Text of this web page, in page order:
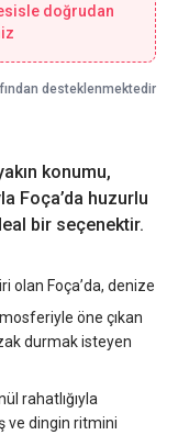
konumu,
Foça’da huzurlu
bir seçenektir.
olan Foça’da, denize
öne çıkan
durmak isteyen
rahatlığıyla
ve dingin ritmini
doğrudan
desteklenmektedir